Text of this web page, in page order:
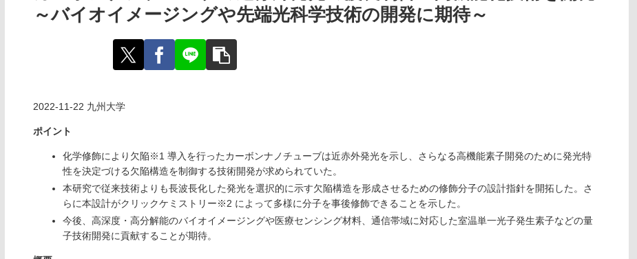
～バイオイメージングや先端光科学技術の開発に期待～
2022-11-22 九州⼤学
ポイント
化学修飾により⽋陥※1 導⼊を⾏ったカーボンナノチューブは近⾚外発光を⽰し、さらなる⾼機能素⼦開発のために発光特
性を決定づける⽋陥構造を制御する技術開発が求められていた。
本研究で従来技術よりも⻑波⻑化した発光を選択的に⽰す⽋陥構造を形成させるための修飾分⼦の設計指針を開拓した。さ
らに本設計がクリックケミストリー※2 によって多様に分⼦を事後修飾できることを⽰した。
今後、⾼深度・⾼分解能のバイオイメージングや医療センシング材料、通信帯域に対応した室温単⼀光⼦発⽣素⼦などの量
⼦技術開発に貢献することが期待。